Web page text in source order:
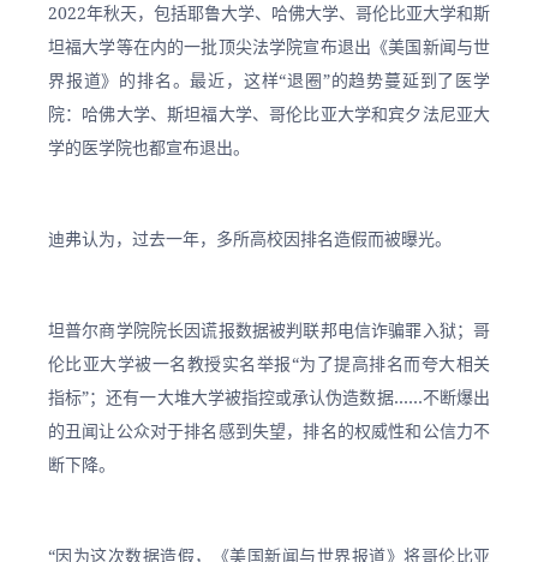
2022年秋天，包括耶鲁大学、哈佛大学、哥伦比亚大学和斯
坦福大学等在内的一批顶尖法学院宣布退出《美国新闻与世
界报道》的排名。最近，这样“退圈”的趋势蔓延到了医学
院：哈佛大学、斯坦福大学、哥伦比亚大学和宾夕法尼亚大
学的医学院也都宣布退出。
迪弗认为，过去一年，多所高校因排名造假而被曝光。
坦普尔商学院院长因谎报数据被判联邦电信诈骗罪入狱；哥
伦比亚大学被一名教授实名举报“为了提高排名而夸大相关
指标”；还有一大堆大学被指控或承认伪造数据……不断爆出
的丑闻让公众对于排名感到失望，排名的权威性和公信力不
断下降。
“因为这次数据造假，《美国新闻与世界报道》将哥伦比亚